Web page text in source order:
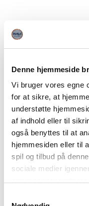
Denne hjemmeside
Vi bruger vores egne
for at sikre, at
understøtte
af indhold eller til
også benyttes til at
hjemmesiden eller til
spil og tilbud på
sociale medier
Du kan læse mere